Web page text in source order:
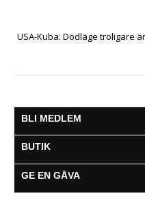
USA-Kuba: Dödläge troligare
BLI MEDLEM
BUTIK
GE EN GÅVA